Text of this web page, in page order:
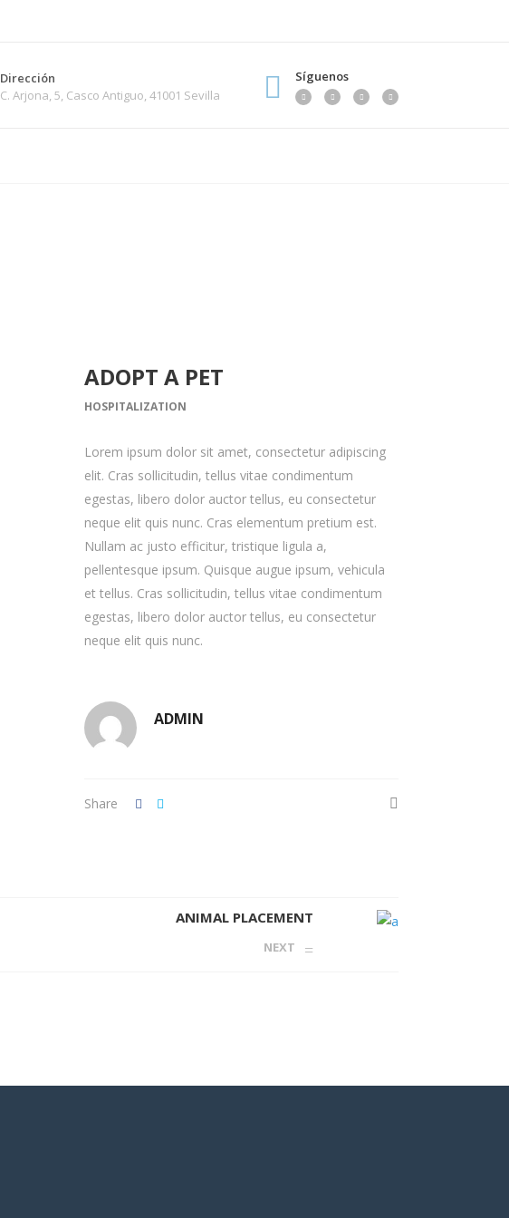
Dirección
C. Arjona, 5, Casco Antiguo, 41001 Sevilla
Síguenos
ADOPT A PET
HOSPITALIZATION
Lorem ipsum dolor sit amet, consectetur adipiscing
elit. Cras sollicitudin, tellus vitae condimentum
egestas, libero dolor auctor tellus, eu consectetur
neque elit quis nunc. Cras elementum pretium est.
Nullam ac justo efficitur, tristique ligula a,
pellentesque ipsum. Quisque augue ipsum, vehicula
et tellus. Cras sollicitudin, tellus vitae condimentum
egestas, libero dolor auctor tellus, eu consectetur
neque elit quis nunc.
ADMIN
Share
ANIMAL PLACEMENT
NEXT